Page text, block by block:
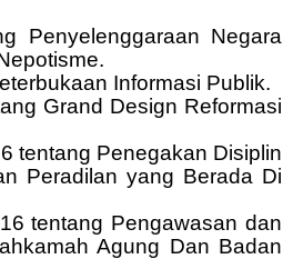
Penyelenggaraan Negara
Informasi Publik.
Grand Design Reformasi
tentang Penegakan Disiplin
Peradilan yang Berada Di
tentang Pengawasan dan
Agung Dan Badan